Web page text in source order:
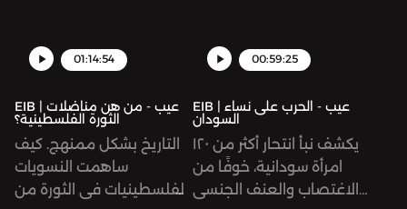
01:14:54
EIB | عيب - من هن مناضلات
الثورة الفلسطينية؟
التاريخ بشكل ممنهج. كيف
ساهمت النسويات
الفلسطينيات في الثورة من
00:59:25
EIB | عيب - الحرب على نساء
السودان
يكشف نبأ انتحار أكثر من ١٢٠
امرأة سودانية، خوفًا من
الاغتصاب والعنف الجنسي